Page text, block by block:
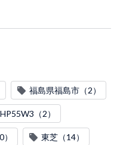
福島県福島市（2）
（2）
東芝（14）